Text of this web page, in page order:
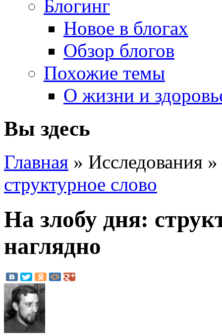
Блогинг
Новое в блогах
Обзор блогов
Похожие темы
О жизни и
Вы здесь
Главная » Исследования »
структурное слово
На злобу дня:
наглядно